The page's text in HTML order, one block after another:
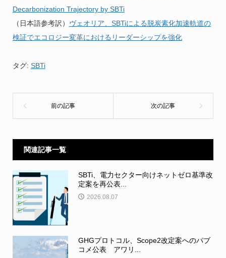
Decarbonization Trajectory by SBTi
（日本語参考訳） ヴェオリア、SBTiによる脱炭素化加速軌道の
検証でエコロジー変革におけるリーダーシップを強化
タグ: SBTi
関連記事一覧
SBTi、電力セクター向けネットゼロ基準改
定案を再公表...
2026.08.07
GHGプロトコル、Scope2改定案へのパブ
コメ公表 アワリ...